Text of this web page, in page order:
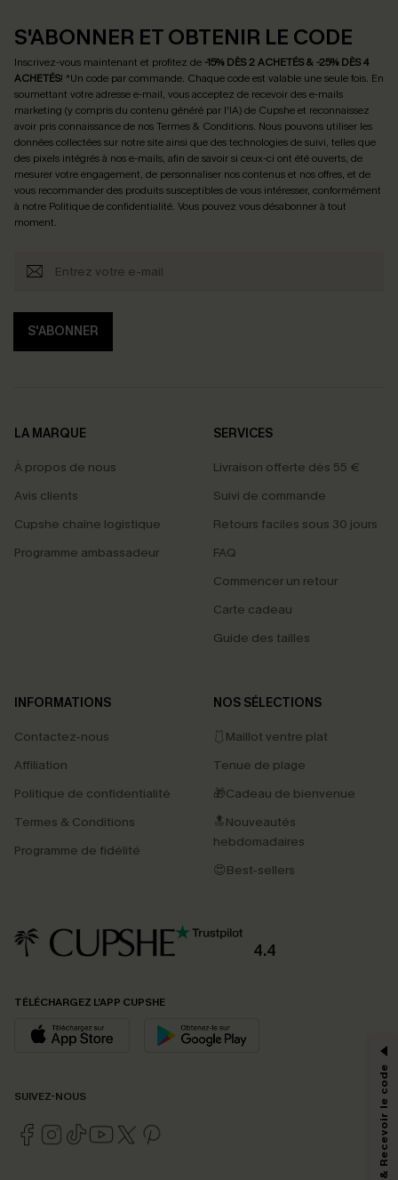
S'ABONNER ET OBTENIR LE CODE
Inscrivez-vous maintenant et profitez de -15% DÈS 2 ACHETÉS & -25% DÈS 4
ACHETÉS! *Un code par commande. Chaque code est valable une seule fois. En
soumettant votre adresse e-mail, vous acceptez de recevoir des e-mails
marketing (y compris du contenu généré par l'IA) de Cupshe et reconnaissez
avoir pris connaissance de nosTermes & Conditions. Nous pouvons utiliser les
données collectées sur notre site ainsi que des technologies de suivi, telles que
des pixels intégrés à nos e-mails, afin de savoir si ceux-ci ont été ouverts, de
mesurer votre engagement, de personnaliser nos contenus et nos offres, et de
vous recommander des produits susceptibles de vous intéresser, conformément
à notre Politique de confidentialité. Vous pouvez vous désabonner à tout
moment.
S'ABONNER
LA MARQUE
À propos de nous
Avis clients
Cupshe chaîne logistique
Programme ambassadeur
SERVICES
Livraison offerte dès 55 €
Suivi de commande
Retours faciles sous 30 jours
FAQ
Commencer un retour
Carte cadeau
Guide des tailles
INFORMATIONS
Contactez-nous
Affiliation
Politique de confidentialité
Termes & Conditions
Programme de fidélité
NOS SÉLECTIONS
🩱Maillot ventre plat
Tenue de plage
🎁Cadeau de bienvenue
🔝Nouveautés
hebdomadaires
😍Best-sellers
4.4
TÉLÉCHARGEZ L’APP CUPSHE
SUIVEZ-NOUS
PROFITEZ DE -15%
-15% dès 2 Achetés par E-mail
En soumettant votre adresse e-mail, vous acceptez de recevoir des e-mails
marketing (y compris du contenu généré par l'IA) de Cupshe et